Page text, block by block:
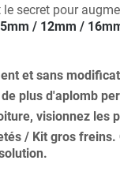
secret pour
5mm / 12mm /
et sans
plus d'aplomb
visionnez les
/ Kit gros
.